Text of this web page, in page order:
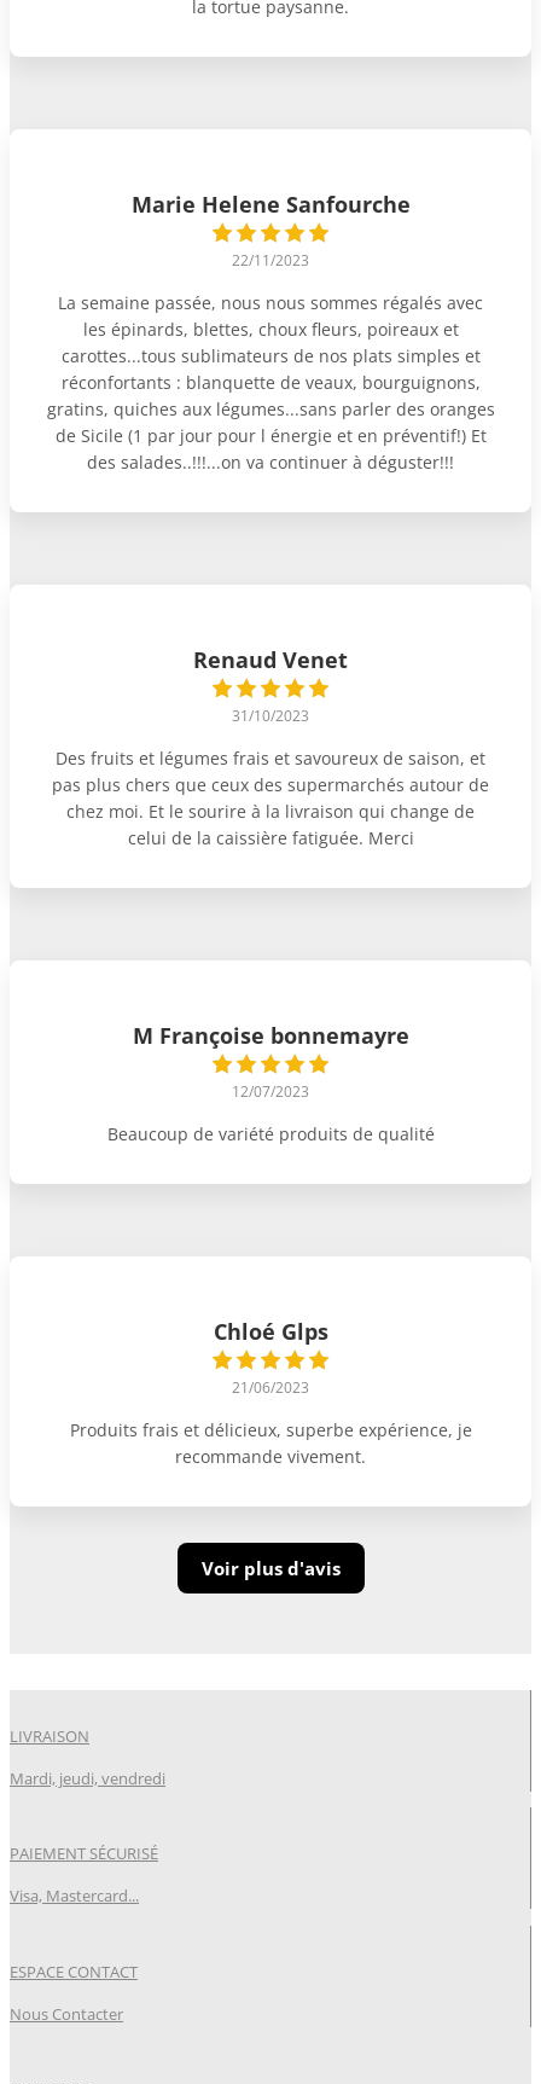
la tortue paysanne.
Marie Helene Sanfourche
22/11/2023
La semaine passée, nous nous sommes régalés avec
les épinards, blettes, choux fleurs, poireaux et
carottes...tous sublimateurs de nos plats simples et
réconfortants : blanquette de veaux, bourguignons,
gratins, quiches aux légumes...sans parler des oranges
de Sicile (1 par jour pour l énergie et en préventif!) Et
des salades..!!!...on va continuer à déguster!!!
Renaud Venet
31/10/2023
Des fruits et légumes frais et savoureux de saison, et
pas plus chers que ceux des supermarchés autour de
chez moi. Et le sourire à la livraison qui change de
celui de la caissière fatiguée. Merci
M Françoise bonnemayre
12/07/2023
Beaucoup de variété produits de qualité
Chloé Glps
21/06/2023
Produits frais et délicieux, superbe expérience, je
recommande vivement.
Voir plus d'avis
LIVRAISON
Mardi, jeudi, vendredi
PAIEMENT SÉCURISÉ
Visa, Mastercard...
ESPACE CONTACT
Nous Contacter